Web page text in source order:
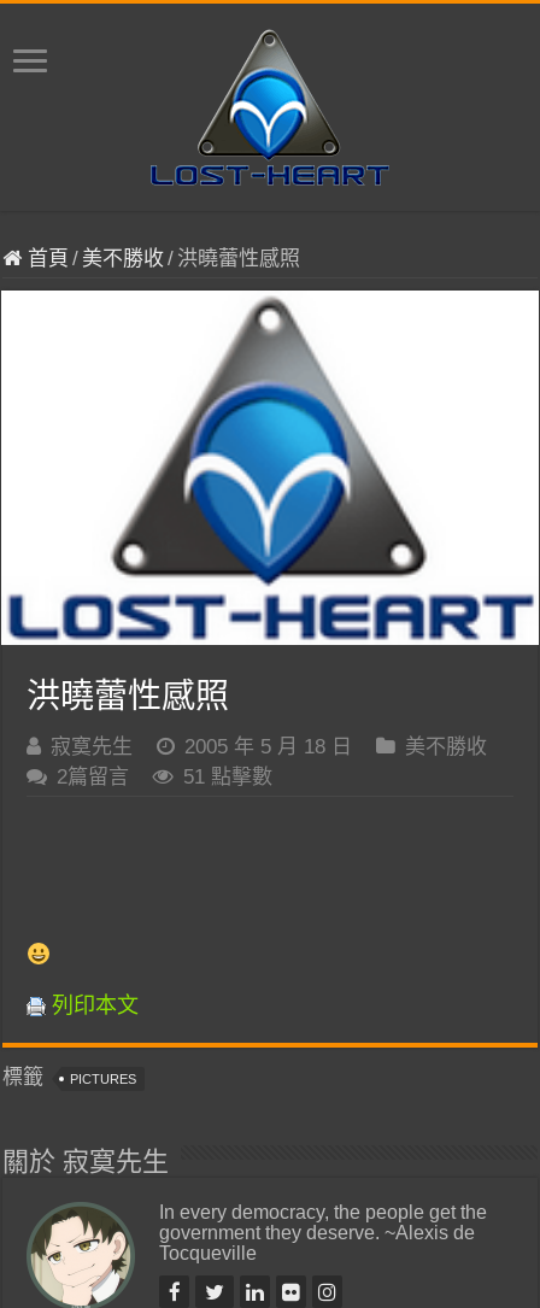
首頁 / 美不勝收/ 洪曉蕾性感照
洪曉蕾性感照
寂寞先生 2005 年 5 月 18 日
美不勝收
2篇留言
51 點擊數
列印本文
標籤 PICTURES
關於 寂寞先生
In every democracy, the people get the
government they deserve. ~Alexis de
Tocqueville